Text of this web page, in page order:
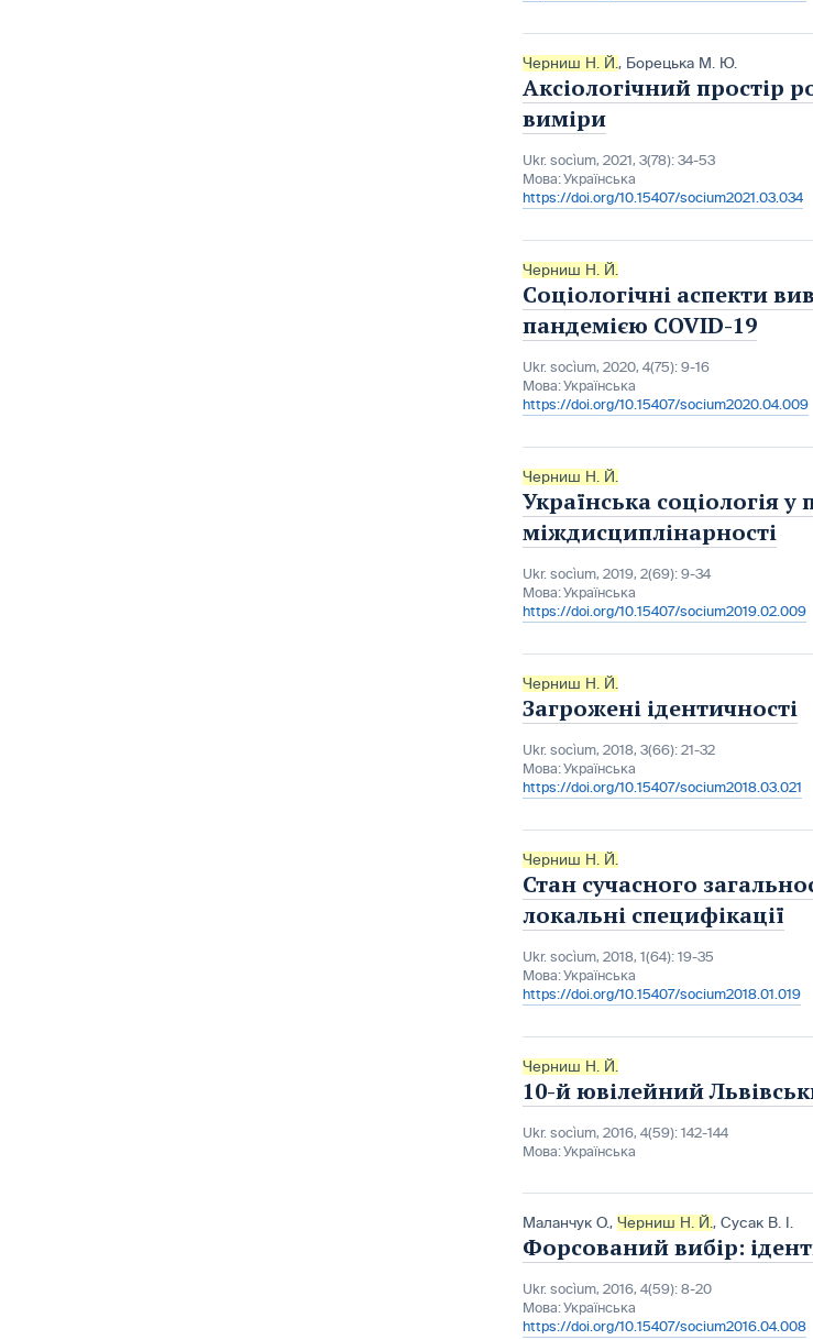
Черниш Н. Й., Борецька М. Ю.
Аксіологічний простір
виміри
Ukr. socìum, 2021, 3(78): 34-53
Мова:Українська
https://doi.org/10.15407/socium2021.03.034
Черниш Н. Й.
Соціологічні аспекти
пандемією COVID-19
Ukr. socìum, 2020, 4(75): 9-16
Мова:Українська
https://doi.org/10.15407/socium2020.04.009
Черниш Н. Й.
Українська соціологія
міждисциплінарності
Ukr. socìum, 2019, 2(69): 9-34
Мова:Українська
https://doi.org/10.15407/socium2019.02.009
Черниш Н. Й.
Загрожені ідентичності
Ukr. socìum, 2018, 3(66): 21-32
Мова:Українська
https://doi.org/10.15407/socium2018.03.021
Черниш Н. Й.
Стан сучасного
локальні специфікації
Ukr. socìum, 2018, 1(64): 19-35
Мова:Українська
https://doi.org/10.15407/socium2018.01.019
Черниш Н. Й.
10-й ювілейний
Ukr. socìum, 2016, 4(59): 142-144
Мова:Українська
Маланчук О., Черниш Н. Й., Сусак В. І.
Форсований вибір:
Ukr. socìum, 2016, 4(59): 8-20
Мова:Українська
https://doi.org/10.15407/socium2016.04.008